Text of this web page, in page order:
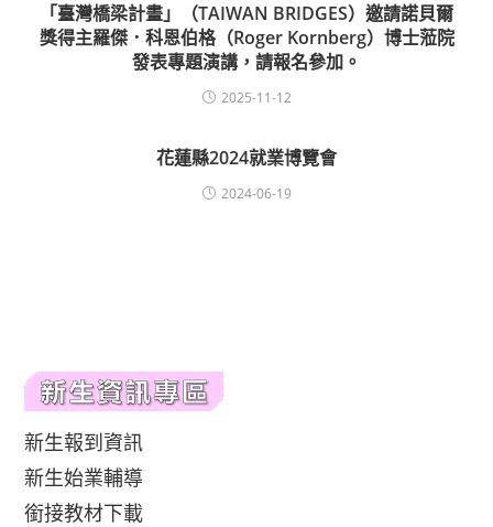
「臺灣橋梁計畫」（TAIWAN BRIDGES）邀請諾貝爾
獎得主羅傑．科恩伯格（Roger Kornberg）博士蒞院
發表專題演講，請報名參加。
2025-11-12
花蓮縣2024就業博覽會
2024-06-19
新生報到資訊
新生始業輔導
銜接教材下載